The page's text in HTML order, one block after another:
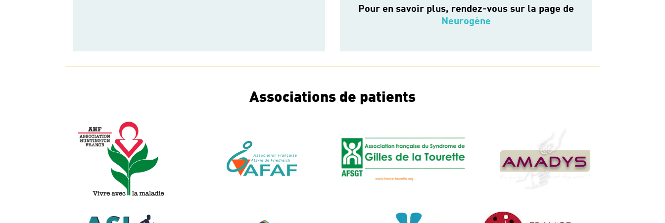
Pour en savoir plus, rendez-vous sur la page de
Neurogène
Associations de patients